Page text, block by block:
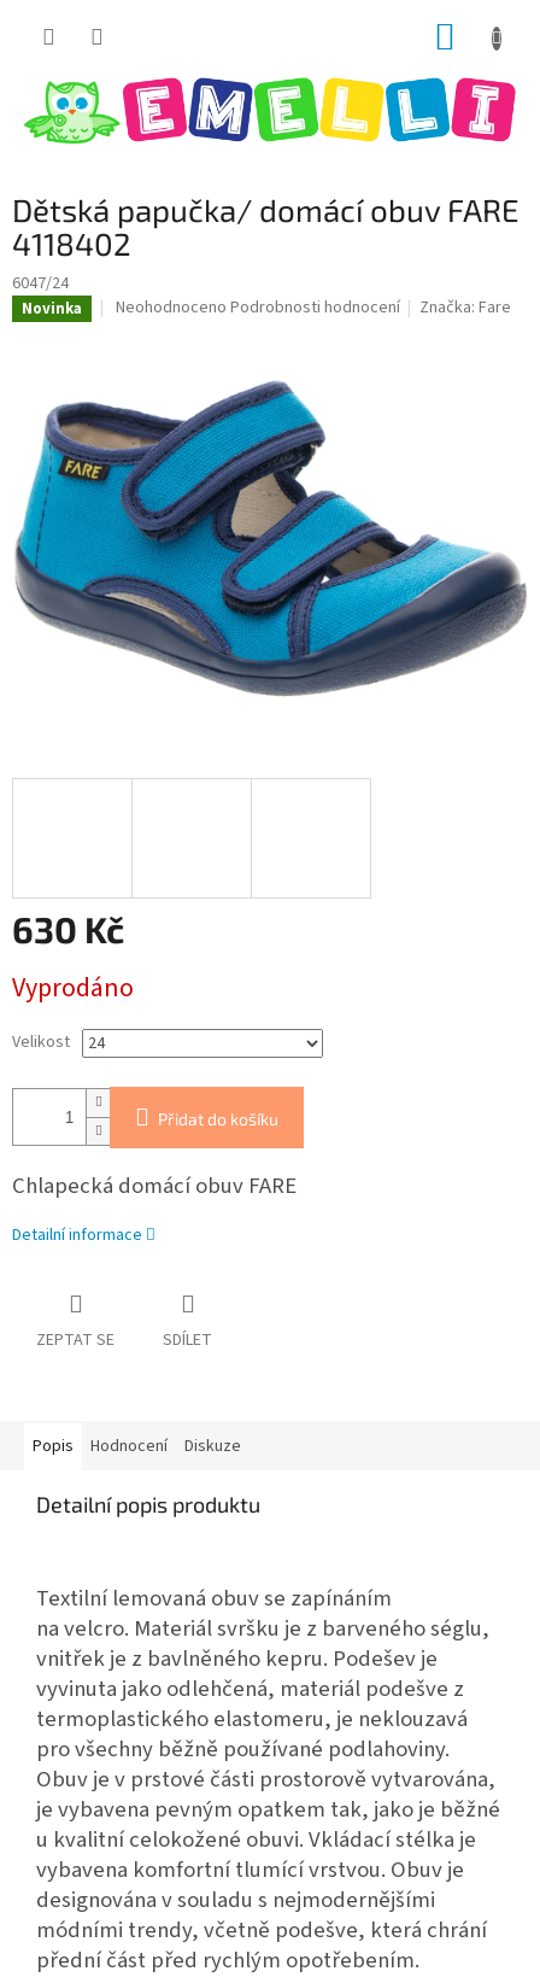
Dětská papučka/ domácí obuv FARE
4118402
6047/24
Novinka
Průměrné
z
5
hvězdiček.
Neohodnoceno Podrobnosti hodnocení Značka:Fare
630 Kč
cena:
Vyprodáno
Velikost
Přidat do košíku
Chlapecká domácí obuv FARE
Detailní informace
ZEPTAT SE SDÍLET
Popis Hodnocení Diskuze
Detailní popis produktu
Textilní lemovaná obuv se zapínáním
na velcro. Materiál svršku je z barveného séglu,
vnitřek je z bavlněného kepru. Podešev je
vyvinuta jako odlehčená, materiál podešve z
termoplastického elastomeru, je neklouzavá
pro všechny běžně používané podlahoviny.
Obuv je v prstové části prostorově vytvarována,
je vybavena pevným opatkem tak, jako je běžné
u kvalitní celokožené obuvi. Vkládací stélka je
vybavena komfortní tlumící vrstvou. Obuv je
designována v souladu s nejmodernějšími
módními trendy, včetně podešve, která chrání
přední část před rychlým opotřebením.